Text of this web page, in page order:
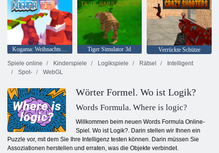
Kogama: Weihnachtsparkour Tiger Simulator 3d
Verrückte Schütze
Spiele online
Kinderspiele Logikspiele Rätsel
Intelligent
Spot-
WebGL
Wörter Formel. Wo ist Logik?
Words Formula. Where is logic?
Willkommen beim neuen Words Formula Online-
Spiel. Wo ist Logik?. Darin stellen wir Ihnen ein
Puzzle vor, mit dem Sie Ihre Intelligenz testen können. Darin müssen Sie
Assoziationen herstellen und erraten, was die Objekte verbindet.